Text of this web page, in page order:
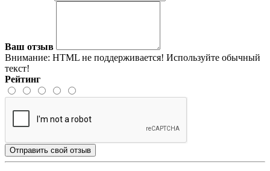
Ваш отзыв
Внимание: HTML не поддерживается! Используйте обычный
текст!
Рейтинг
Отправить свой отзыв